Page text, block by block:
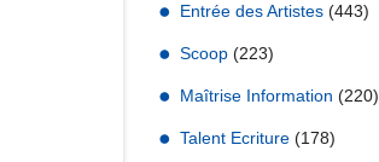
Entrée des Artistes (443)
Scoop (223)
Maîtrise Information (220)
Talent Ecriture (178)